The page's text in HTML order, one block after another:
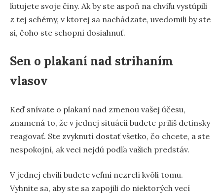
ľutujete svoje činy. Ak by ste aspoň na chvíľu vystúpili
z tej schémy, v ktorej sa nachádzate, uvedomili by ste
si, čoho ste schopní dosiahnuť.
Sen o plakaní nad strihaním
vlasov
Keď snívate o plakaní nad zmenou vašej účesu,
znamená to, že v jednej situácii budete príliš detinsky
reagovať. Ste zvyknutí dostať všetko, čo chcete, a ste
nespokojní, ak veci nejdú podľa vašich predstáv.
V jednej chvíli budete veľmi nezrelí kvôli tomu.
Vyhnite sa, aby ste sa zapojili do niektorých vecí